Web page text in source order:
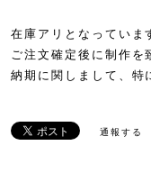
在庫アリとなっていま
ご注文確定後に制作を
納期に関しまして、特
通報する